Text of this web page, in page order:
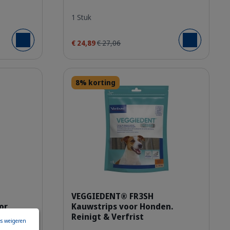
Voeg toe aan winkelmandje
1 Stuk
€ 24,89€ 27,06 Voeg toe aan
8% korting
VEGGIEDENT® FR3SH
Kauwstrips voor Honden.
Reinigt & Verfrist
weigeren